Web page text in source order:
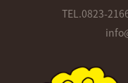
TEL.0823-